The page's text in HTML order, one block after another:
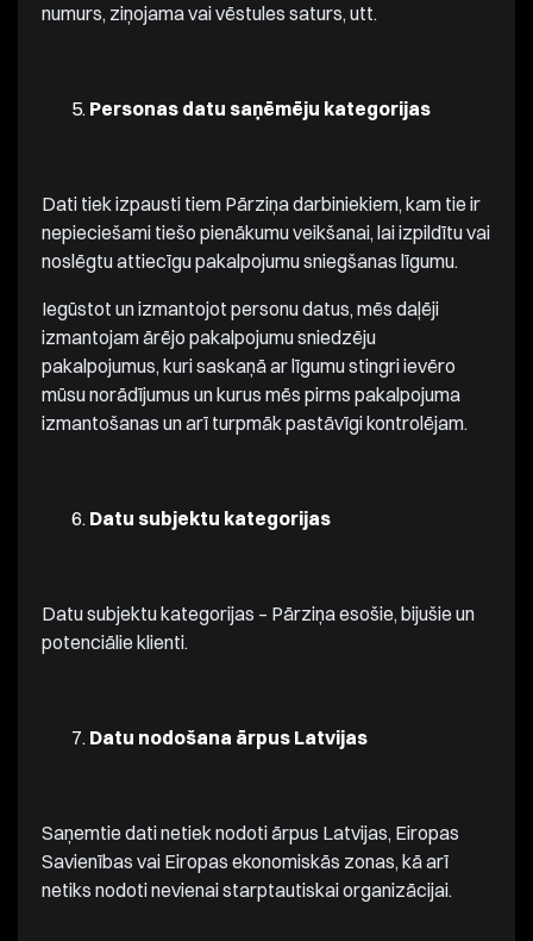
numurs, ziņojama vai vēstules saturs, utt.
Personas datu saņēmēju kategorijas
Dati tiek izpausti tiem Pārziņa darbiniekiem, kam tie ir
nepieciešami tiešo pienākumu veikšanai, lai izpildītu vai
noslēgtu attiecīgu pakalpojumu sniegšanas līgumu.
Iegūstot un izmantojot personu datus, mēs daļēji
izmantojam ārējo pakalpojumu sniedzēju
pakalpojumus, kuri saskaņā ar līgumu stingri ievēro
mūsu norādījumus un kurus mēs pirms pakalpojuma
izmantošanas un arī turpmāk pastāvīgi kontrolējam.
Datu subjektu kategorijas
Datu subjektu kategorijas – Pārziņa esošie, bijušie un
potenciālie klienti.
Datu nodošana ārpus Latvijas
Saņemtie dati netiek nodoti ārpus Latvijas, Eiropas
Savienības vai Eiropas ekonomiskās zonas, kā arī
netiks nodoti nevienai starptautiskai organizācijai.